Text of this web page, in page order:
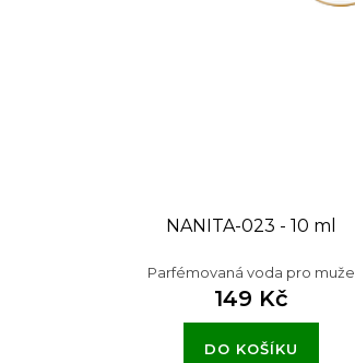
NANITA-023 - 10 ml
Parfémovaná voda pro muže
149 Kč
DO KOŠÍKU